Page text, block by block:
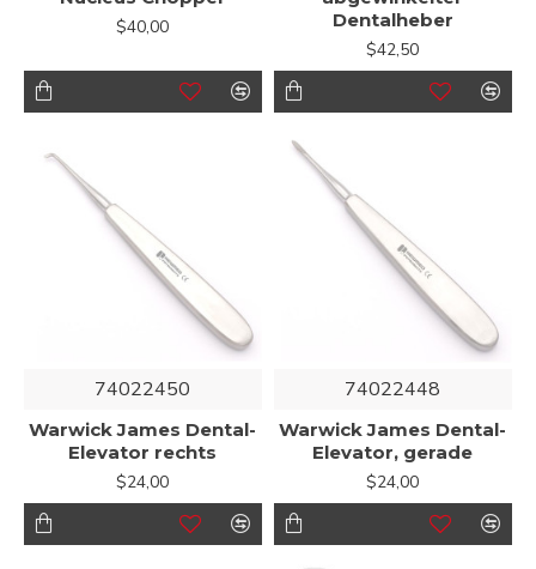
$40,00
Dentalheber
$42,50
74022450
Warwick James Dental-
Elevator rechts
$24,00
74022448
Warwick James Dental-
Elevator, gerade
$24,00